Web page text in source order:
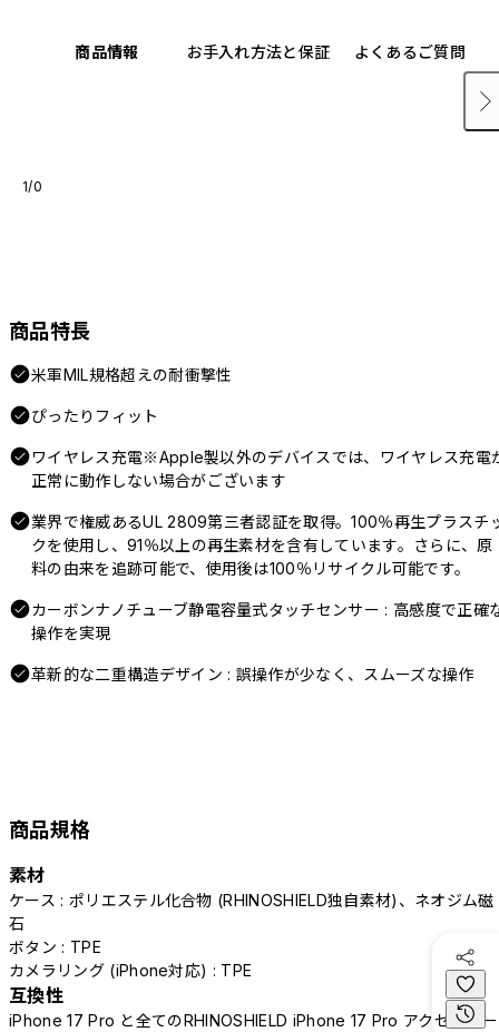
商品情報 お手入れ方法と保証 よくあるご質問
1/0
商品特長
米軍MIL規格超えの耐衝撃性
ぴったりフィット
ワイヤレス充電※Apple製以外のデバイスでは、ワイヤレス充電
正常に動作しない場合がございます
業界で権威あるUL 2809第三者認証を取得。100％再生プラスチ
クを使用し、91％以上の再生素材を含有しています。さらに、原
料の由来を追跡可能で、使用後は100％リサイクル可能です。
カーボンナノチューブ静電容量式タッチセンサー : 高感度で正確
操作を実現
革新的な二重構造デザイン : 誤操作が少なく、スムーズな操作
商品規格
素材
ケース : ポリエステル化合物 (RHINOSHIELD独自素材)、ネオジム磁
石
ボタン : TPE
カメラリング (iPhone対応) : TPE
互換性
iPhone 17 Pro と全てのRHINOSHIELD iPhone 17 Pro アクセサリー